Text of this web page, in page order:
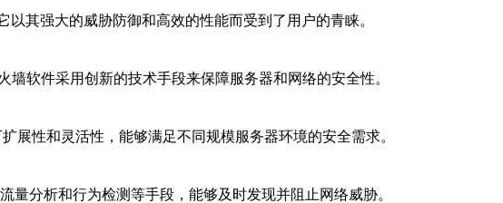
其强大的威胁防御和高效的性能而受到了用户的青睐。
软件采用创新的技术手段来保障服务器和网络的安全性。
展性和灵活性，能够满足不同规模服务器环境的安全需求。
分析和行为检测等手段，能够及时发现并阻止网络威胁。